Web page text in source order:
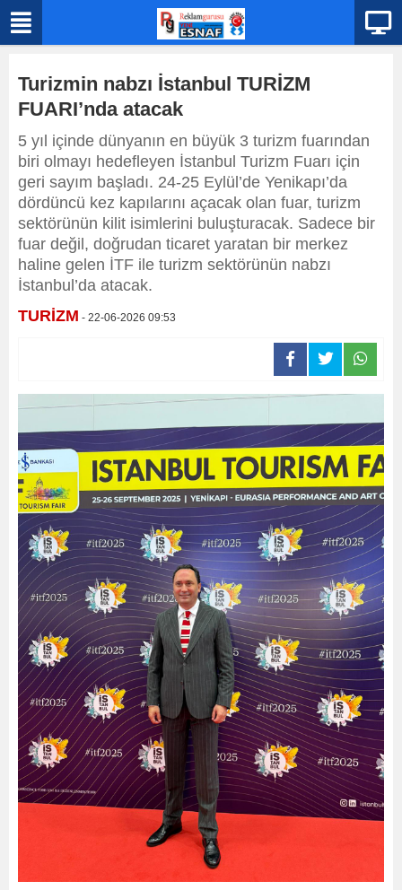
Turizmin nabzı İstanbul TURİZM
FUARI’nda atacak
5 yıl içinde dünyanın en büyük 3 turizm fuarından
biri olmayı hedefleyen İstanbul Turizm Fuarı için
geri sayım başladı. 24-25 Eylül’de Yenikapı’da
dördüncü kez kapılarını açacak olan fuar, turizm
sektörünün kilit isimlerini buluşturacak. Sadece bir
fuar değil, doğrudan ticaret yaratan bir merkez
haline gelen İTF ile turizm sektörünün nabzı
İstanbul’da atacak.
TURİZM - 22-06-2026 09:53